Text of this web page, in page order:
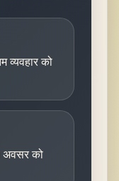
व्यवहार को
अवसर को